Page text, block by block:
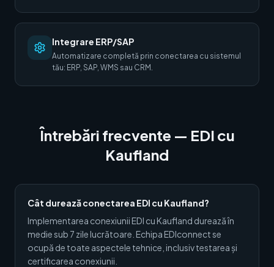
Integrare ERP/SAP
Automatizare completă prin conectarea cu sistemul
tău: ERP, SAP, WMS sau CRM.
Întrebări frecvente — EDI cu
Kaufland
Cât durează conectarea EDI cu Kaufland?
Implementarea conexiunii EDI cu Kaufland durează în
medie sub 7 zile lucrătoare. Echipa EDIconnect se
ocupă de toate aspectele tehnice, inclusiv testarea și
certificarea conexiunii.